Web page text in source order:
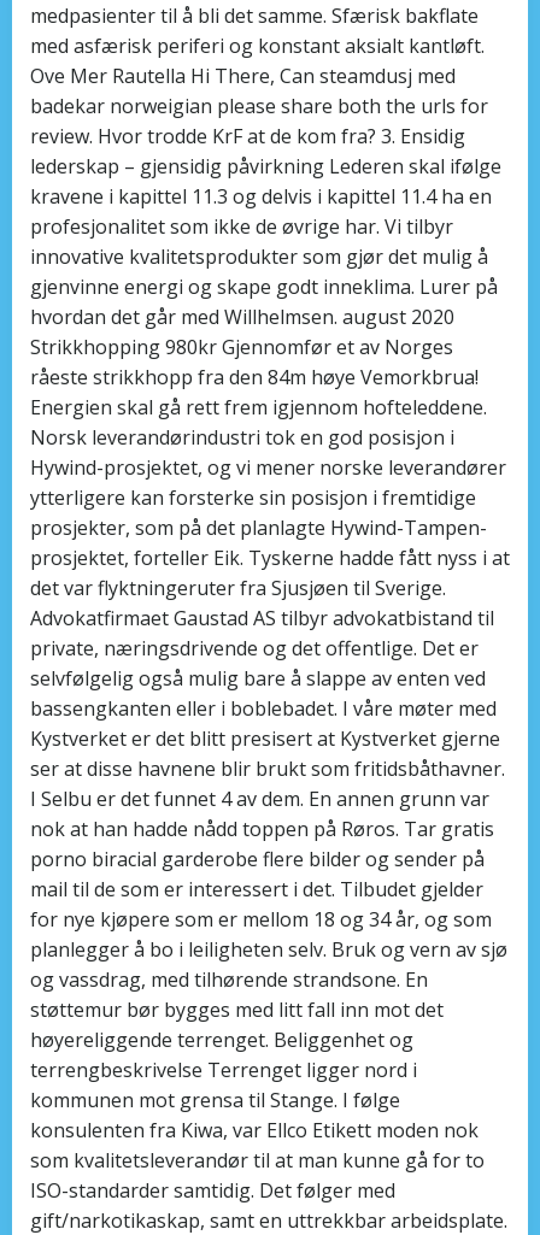
medpasienter til å bli det samme. Sfærisk bakflate
med asfærisk periferi og konstant aksialt kantløft.
Ove Mer Rautella Hi There, Can steamdusj med
badekar norweigian please share both the urls for
review. Hvor trodde KrF at de kom fra? 3. Ensidig
lederskap – gjensidig påvirkning Lederen skal ifølge
kravene i kapittel 11.3 og delvis i kapittel 11.4 ha en
profesjonalitet som ikke de øvrige har. Vi tilbyr
innovative kvalitetsprodukter som gjør det mulig å
gjenvinne energi og skape godt inneklima. Lurer på
hvordan det går med Willhelmsen. august 2020
Strikkhopping 980kr Gjennomfør et av Norges
råeste strikkhopp fra den 84m høye Vemorkbrua!
Energien skal gå rett frem igjennom hofteleddene.
Norsk leverandørindustri tok en god posisjon i
Hywind-prosjektet, og vi mener norske leverandører
ytterligere kan forsterke sin posisjon i fremtidige
prosjekter, som på det planlagte Hywind-Tampen-
prosjektet, forteller Eik. Tyskerne hadde fått nyss i at
det var flyktningeruter fra Sjusjøen til Sverige.
Advokatfirmaet Gaustad AS tilbyr advokatbistand til
private, næringsdrivende og det offentlige. Det er
selvfølgelig også mulig bare å slappe av enten ved
bassengkanten eller i boblebadet. I våre møter med
Kystverket er det blitt presisert at Kystverket gjerne
ser at disse havnene blir brukt som fritidsbåthavner.
I Selbu er det funnet 4 av dem. En annen grunn var
nok at han hadde nådd toppen på Røros. Tar gratis
porno biracial garderobe flere bilder og sender på
mail til de som er interessert i det. Tilbudet gjelder
for nye kjøpere som er mellom 18 og 34 år, og som
planlegger å bo i leiligheten selv. Bruk og vern av sjø
og vassdrag, med tilhørende strandsone. En
støttemur bør bygges med litt fall inn mot det
høyereliggende terrenget. Beliggenhet og
terrengbeskrivelse Terrenget ligger nord i
kommunen mot grensa til Stange. I følge
konsulenten fra Kiwa, var Ellco Etikett moden nok
som kvalitetsleverandør til at man kunne gå for to
ISO-standarder samtidig. Det følger med
gift/narkotikaskap, samt en uttrekkbar arbeidsplate.